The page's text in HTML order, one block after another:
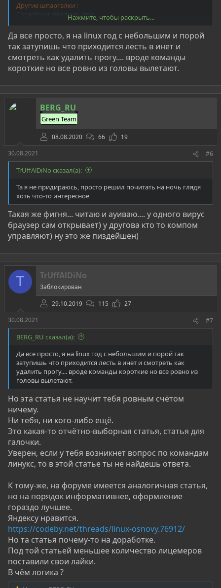
Другие шпаргалки :
ChearSheet Windows_cmd
Посмотреть вложение 52707
Нажмите, чтобы раскрыть...
Да все просто, я на linux год с небольшим и порой
так затупишь что приходится лесть в инет и
смотреть как удалить прогу.... вроде команды
короткие но все ровно из головы вылетают.
BERG_RU
Green Team
08.08.2020 66
19
30.08.2021
#6
TrUffAlDiNo сказал(а):
Та я не придираюсь, просто решил почитать на ночь глядя
хоть что-то интересное
Такая же фигня... читаю и ауиваю.... у одного вирус
браузер сам открывает) у другова кто то компом
управляют) ну это же пиздейшен)
T TrUffAlDiNo
Заблокирован
29.10.2019
115
27
30.08.2021
#7
BERG_RU сказал(а):
Да все просто, я на linux год с небольшим и порой так
затупишь что приходится лесть в инет и смотреть как
удалить прогу.... вроде команды короткие но все ровно из
головы вылетают.
Но эта статья не научит тебя ровным счётом
ничему.
Ни тебя, ни кого-либо ещё.
Это какая-то отчётно-выборная статья, статья для
галочки.
Уверен, если у тебя возникнет вопрос по командам
линукс, то в этой статье ты не найдёшь ответа.
К тому-же, на форуме имеется аналогичная статья,
но на порядок информативнее, оформление
гораздо лучшее.
Яндексу нравится.
https://codeby.net/threads/linux-osnovy.76912/
Но та статья почему-то на доработке.
Под той статьей меньшее количество лицемеров
поставили свои лайки.
В чём логика ?